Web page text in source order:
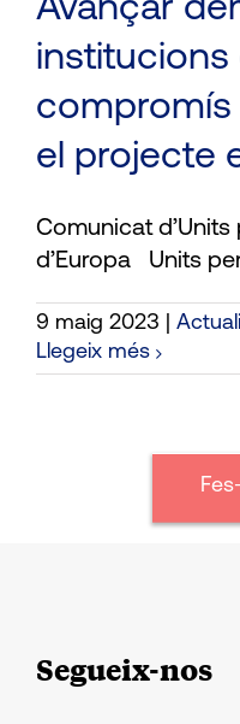
Avançar
institucions
compromís
el projecte
Comunicat
d’Europa Units per
9 maig 2023
Llegeix més
Segueix-nos